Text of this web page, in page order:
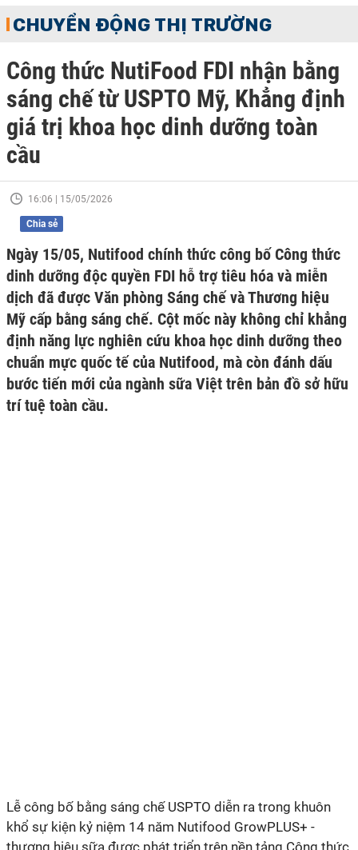
CHUYỂN ĐỘNG THỊ TRƯỜNG
Công thức NutiFood FDI nhận bằng
sáng chế từ USPTO Mỹ, Khẳng định
giá trị khoa học dinh dưỡng toàn
cầu
16:06 | 15/05/2026
Chia sẻ
Ngày 15/05, Nutifood chính thức công bố Công thức
dinh dưỡng độc quyền FDI hỗ trợ tiêu hóa và miễn
dịch đã được Văn phòng Sáng chế và Thương hiệu
Mỹ cấp bằng sáng chế. Cột mốc này không chỉ khẳng
định năng lực nghiên cứu khoa học dinh dưỡng theo
chuẩn mực quốc tế của Nutifood, mà còn đánh dấu
bước tiến mới của ngành sữa Việt trên bản đồ sở hữu
trí tuệ toàn cầu.
Lễ công bố bằng sáng chế USPTO diễn ra trong khuôn
khổ sự kiện kỷ niệm 14 năm Nutifood GrowPLUS+ -
thương hiệu sữa được phát triển trên nền tảng Công thức